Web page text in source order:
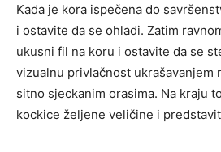
Kada je kora ispečena do
i ostavite da se ohladi. Zatim
ukusni fil na koru i ostavite da se
vizualnu privlačnost ukrašavanjem
sitno sjeckanim orasima. Na kraju
kockice željene veličine i